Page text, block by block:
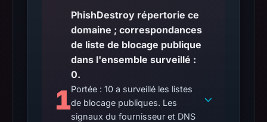
1
PhishDestroy répertorie ce
domaine ; correspondances
de liste de blocage publique
dans l'ensemble surveillé :
0.
Portée : 10 a surveillé les listes
de blocage publiques. Les
signaux du fournisseur et DNS